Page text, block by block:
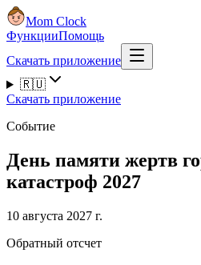
Mom Clock
ФункцииПомощь
Скачать приложение
🇷🇺
Скачать приложение
Событие
День памяти жертв
катастроф 2027
10 августа 2027 г.
Обратный отсчет